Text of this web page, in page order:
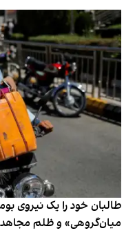
طالبان خود را یک نیروی
میان‌گروهی» و ظلم